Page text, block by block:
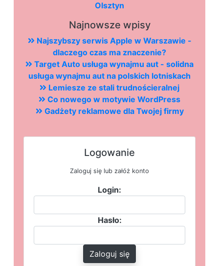
Olsztyn
Najnowsze wpisy
Najszybszy serwis Apple w Warszawie -
dlaczego czas ma znaczenie?
Target Auto usługa wynajmu aut - solidna
usługa wynajmu aut na polskich lotniskach
Lemiesze ze stali trudnościeralnej
Co nowego w motywie WordPress
Gadżety reklamowe dla Twojej firmy
Logowanie
Zaloguj się lub załóż konto
Login:
Hasło:
Zaloguj się